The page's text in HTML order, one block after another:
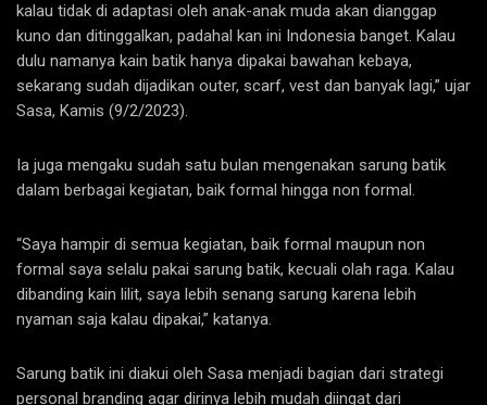
kalau tidak di adaptasi oleh anak-anak muda akan dianggap
kuno dan ditinggalkan, padahal kan ini Indonesia banget. Kalau
dulu namanya kain batik hanya dipakai bawahan kebaya,
sekarang sudah dijadikan outer, scarf, vest dan banyak lagi,” ujar
Sasa, Kamis (9/2/2023).
Ia juga mengaku sudah satu bulan mengenakan sarung batik
dalam berbagai kegiatan, baik formal hingga non formal.
“Saya hampir di semua kegiatan, baik formal maupun non
formal saya selalu pakai sarung batik, kecuali olah raga. Kalau
dibanding kain lilit, saya lebih senang sarung karena lebih
nyaman saja kalau dipakai,” katanya.
Sarung batik ini diakui oleh Sasa menjadi bagian dari strategi
personal branding agar dirinya lebih mudah diingat dari